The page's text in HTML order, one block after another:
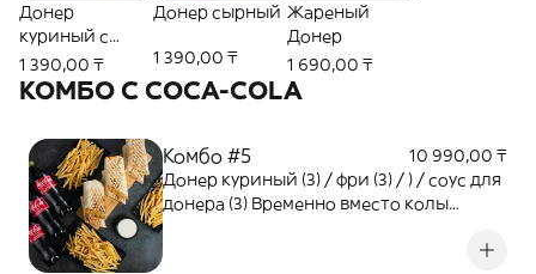
Донер
куриный с
сыром
1 390,00 ₸
Донер сырный
1 390,00 ₸
Жареный
Донер
1 690,00 ₸
КОМБО С COCA-COLA
Комбо #5
10 990,00 ₸
Донер куриный (3) / фри (3) / ) / соус для
донера (3) Временно вместо колы